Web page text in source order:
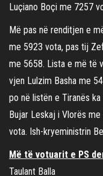
Luçiano Boçi me 7257
Më pas në renditjen e
me 5923 vota, pas tij
me 5658. Lista e më të
vjen Lulzim Basha me
po në listën e Tiranës
Bujar Leskaj i Vlorës
vota. Ish-kryeministrin
Më të votuarit e PS
Taulant Balla